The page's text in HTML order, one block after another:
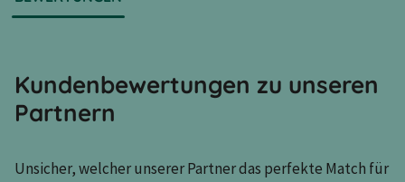
Kundenbewertungen zu unseren
Partnern
Unsicher, welcher unserer Partner das perfekte Match für